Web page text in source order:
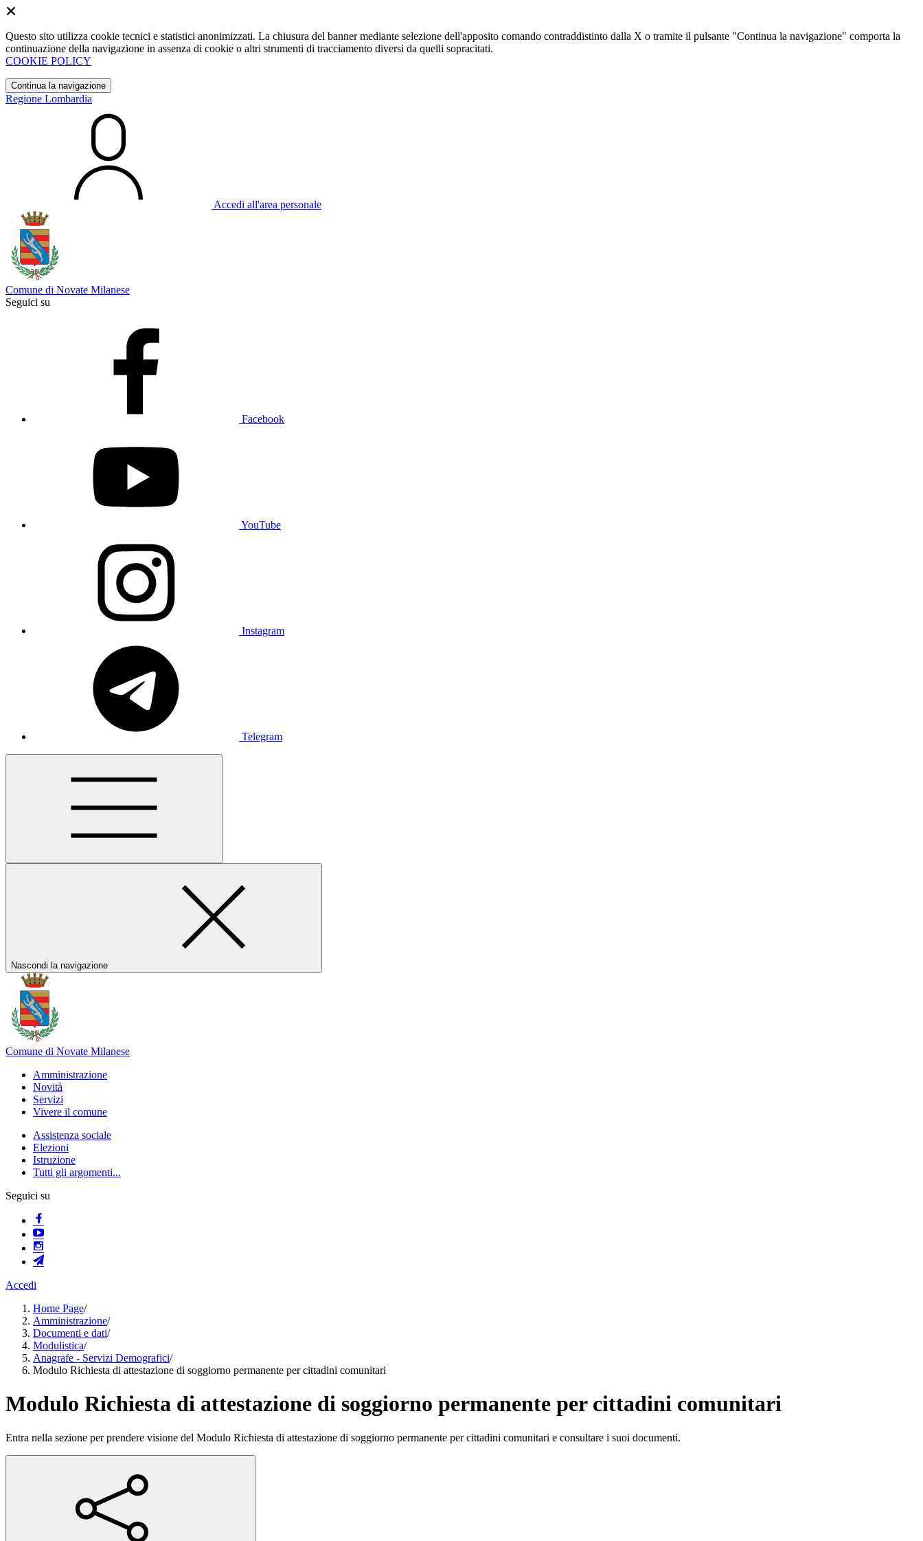
Questo sito utilizza cookie tecnici e statistici anonimizzati. La chiusura del banner mediante selezione dell'apposito comando contraddistinto dalla X o tramite il pulsante "Continua la navigazione" comporta la
continuazione della navigazione in assenza di cookie o altri strumenti di tracciamento diversi da quelli sopracitati.
COOKIE POLICY
Continua la navigazione
Regione Lombardia
Accedi all'area personale
Comune di Novate Milanese
Seguici su
Facebook
YouTube
Instagram
Telegram
Nascondi la navigazione
Comune di Novate Milanese
Amministrazione
Novità
Servizi
Vivere il comune
Assistenza sociale
Elezioni
Istruzione
Tutti gli argomenti...
Seguici su
Accedi
Home Page/
Amministrazione/
Documenti e dati/
Modulistica/
Anagrafe - Servizi Demografici/
Modulo Richiesta di attestazione di soggiorno permanente per cittadini comunitari
Modulo Richiesta di attestazione di soggiorno permanente per cittadini comunitari
Entra nella sezione per prendere visione del Modulo Richiesta di attestazione di soggiorno permanente per cittadini comunitari e consultare i suoi documenti.